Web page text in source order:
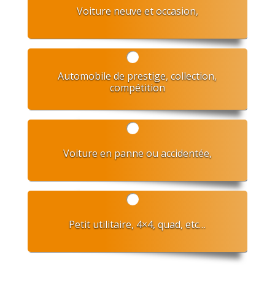
Voiture neuve et occasion,
Automobile de prestige, collection,
compétition
Voiture en panne ou accidentée,
Petit utilitaire, 4×4, quad, etc…